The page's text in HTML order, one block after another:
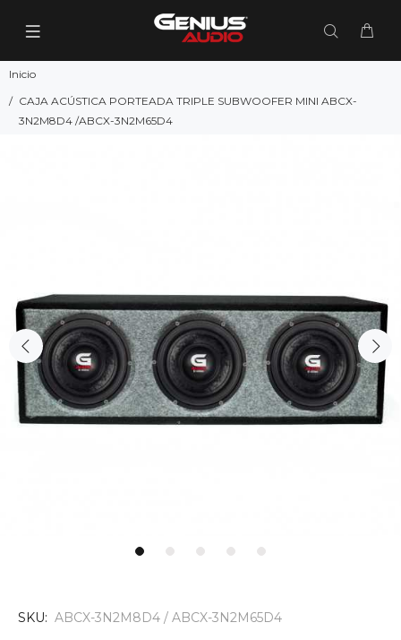
Inicio
CAJA ACÚSTICA PORTEADA TRIPLE SUBWOOFER MINI ABCX-
3N2M8D4 /ABCX-3N2M65D4
SKU: ABCX-3N2M8D4 / ABCX-3N2M65D4